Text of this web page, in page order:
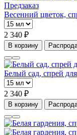
Предзаказ
Весенний цветок,
2 340 ₽
В корзину
Белый сад, спрей
2 340 ₽
В корзину